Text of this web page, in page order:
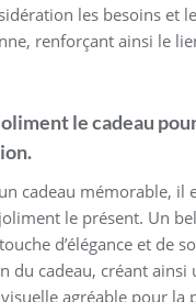
les besoins et
renforçant ainsi le
le cadeau
cadeau mémorable, il
le présent. Un
d’élégance et de
du cadeau, créant ainsi
agréable pour la